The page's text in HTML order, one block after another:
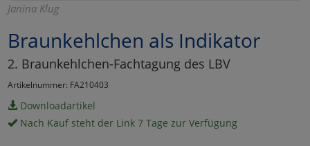
Janina Klug
Braunkehlchen als Indikator
2. Braunkehlchen-Fachtagung des LBV
Artikelnummer: FA210403
Downloadartikel
Nach Kauf steht der Link 7 Tage zur Verfügung
Umfragetools
Cookies
Alle Akzeptieren